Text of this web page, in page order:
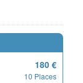
180 €
10 Places